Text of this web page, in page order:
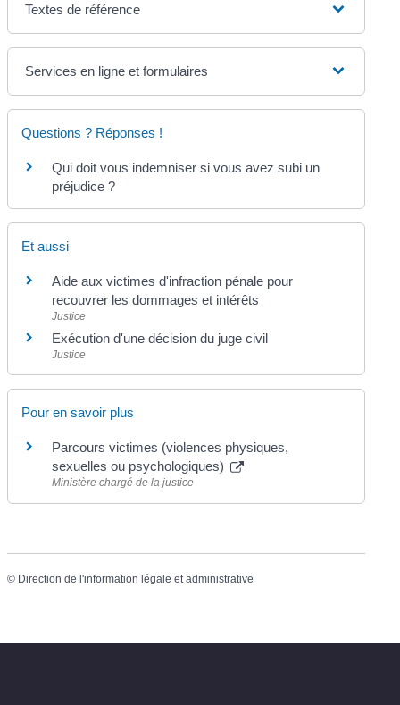
Textes de référence
Services en ligne et formulaires
Questions ? Réponses !
Qui doit vous indemniser si vous avez subi un
préjudice ?
Et aussi
Aide aux victimes d'infraction pénale pour
recouvrer les dommages et intérêts
Justice
Exécution d'une décision du juge civil
Justice
Pour en savoir plus
Parcours victimes (violences physiques,
sexuelles ou psychologiques)
Ministère chargé de la justice
© Direction de l'information légale et administrative